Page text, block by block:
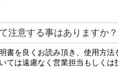
注意する事はありますか？
書を良くお読み頂き、使用方法
ては遠慮なく営業担当もしく